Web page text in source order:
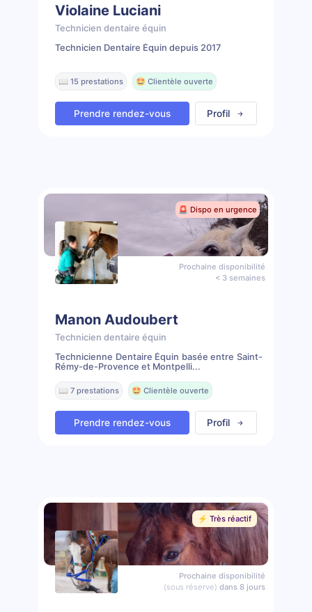
Violaine Luciani
Technicien dentaire équin
Technicien Dentaire Équin depuis 2017
📖 15 prestations 🤩 Clientèle ouverte
Prendre rendez-vous Profil
🚨 Dispo en urgence
Prochaine disponibilité
< 3 semaines
Manon Audoubert
Technicien dentaire équin
Technicienne Dentaire Équin basée entre Saint-
Rémy-de-Provence et Montpelli...
📖 7 prestations 🤩 Clientèle ouverte
Prendre rendez-vous Profil
⚡️ Très réactif
Prochaine disponibilité
(sous réserve) dans 8 jours